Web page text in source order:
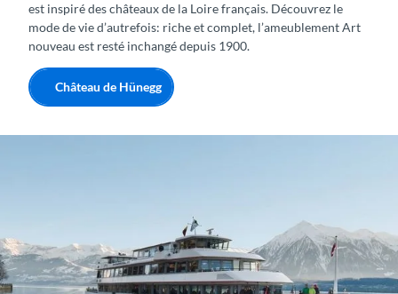
est inspiré des châteaux de la Loire français. Découvrez le
mode de vie d’autrefois: riche et complet, l’ameublement Art
nouveau est resté inchangé depuis 1900.
Château de Hünegg